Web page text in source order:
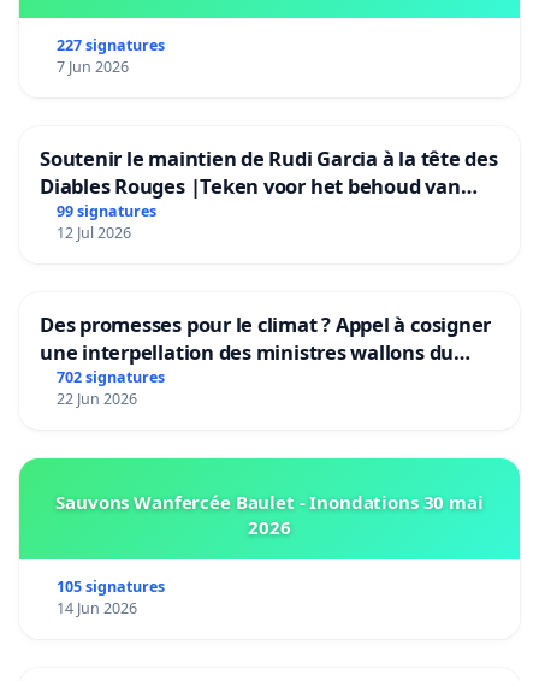
227 signatures
7 Jun 2026
Soutenir le maintien de Rudi Garcia à la tête des
Diables Rouges |Teken voor het behoud van
Rudi Garcia als bondscoach
99 signatures
12 Jul 2026
Des promesses pour le climat ? Appel à cosigner
une interpellation des ministres wallons du
climat et de l’environnement.
702 signatures
22 Jun 2026
Sauvons Wanfercée Baulet - Inondations 30 mai
2026
105 signatures
14 Jun 2026